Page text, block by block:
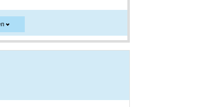
kan ook aanwijzingen voor het gebruik